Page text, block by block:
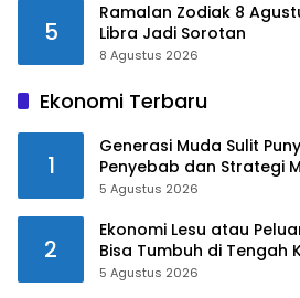
5
Ramalan Zodiak 8
Libra Jadi Sorotan
8 Agustus 2026
Ekonomi Terbaru
1
Generasi Muda Sulit
Penyebab dan Strategi
5 Agustus 2026
2
Ekonomi Lesu atau
Bisa Tumbuh di Tengah
5 Agustus 2026